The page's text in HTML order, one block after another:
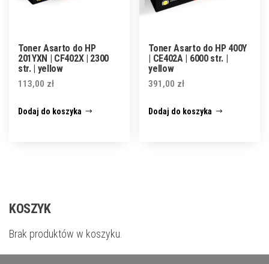
Toner Asarto do HP
201YXN | CF402X | 2300
str. | yellow
113,00 zł
Dodaj do koszyka
Toner Asarto do HP 400Y
| CE402A | 6000 str. |
yellow
391,00 zł
Dodaj do koszyka
KOSZYK
Brak produktów w koszyku.